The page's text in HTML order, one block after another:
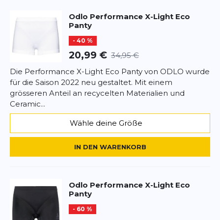
Rezension
*Pflichtfelder
Datenschutzbestimmungen undNutzungsbedingungen
Odlo Performance X-Light Eco
Panty
- 40 %
20,99 € 34,95 €
Die Performance X-Light Eco Panty von ODLO wurde
für die Saison 2022 neu gestaltet. Mit einem
grösseren Anteil an recycelten Materialien und
Ceramic...
Wähle deine Größe
IN DEN WARENKORB
Odlo Performance X-Light Eco
Panty
- 60 %